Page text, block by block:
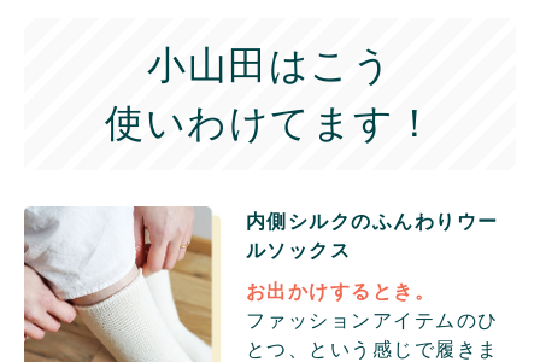
小山田はこう
使いわけてます！
内側シルクのふんわりウー
ルソックス
お出かけするとき。
ファッションアイテムのひ
とつ、という感じで履きま